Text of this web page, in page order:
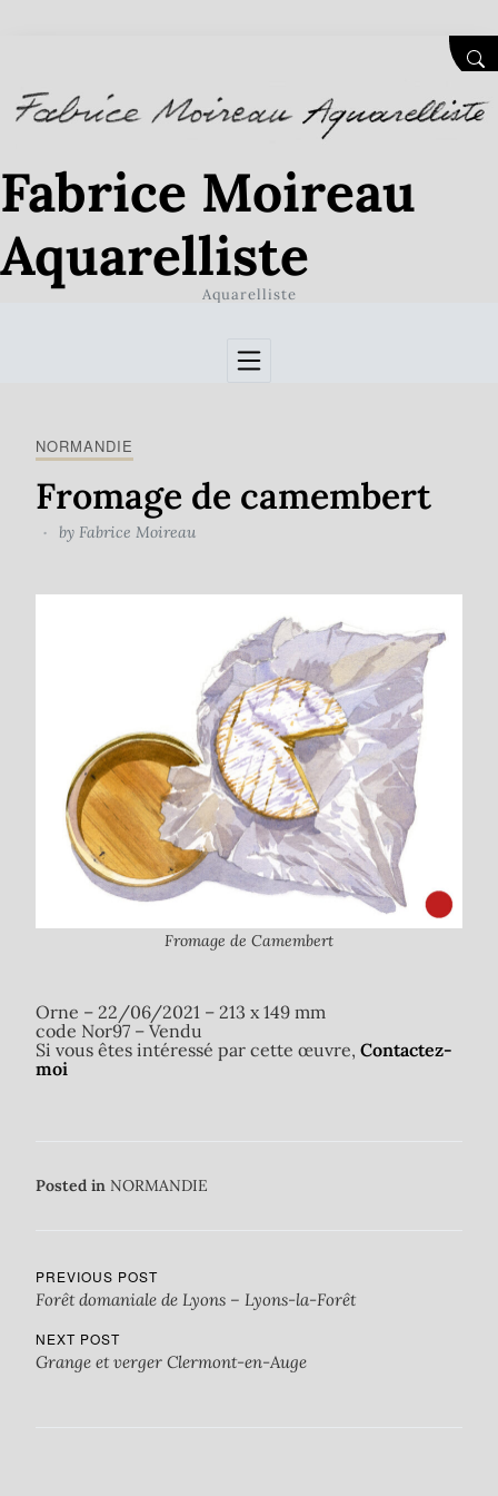
Fabrice Moireau
Aquarelliste
Aquarelliste
NORMANDIE
Fromage de camembert
by Fabrice Moireau
Fromage de Camembert
Orne – 22/06/2021 – 213 x 149 mm
code Nor97 – Vendu
Si vous êtes intéressé par cette œuvre, Contactez-
moi
Posted in NORMANDIE
PREVIOUS POST
Forêt domaniale de Lyons – Lyons-la-Forêt
NEXT POST
Grange et verger Clermont-en-Auge